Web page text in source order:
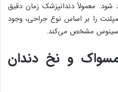
شود. معمولاً دندانپزشک زمان دقیق
را بر اساس نوع جراحی، وجود
سینوس مشخص می‌کند.
و نخ دندان